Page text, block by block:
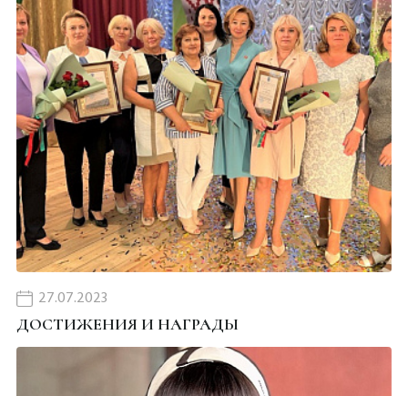
27.07.2023
ДОСТИЖЕНИЯ И НАГРАДЫ